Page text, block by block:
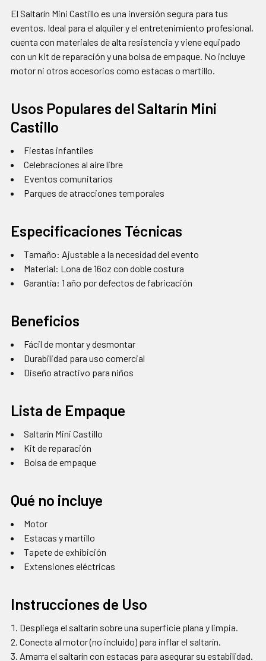
El Saltarín Mini Castillo es una inversión segura para tus
eventos. Ideal para el alquiler y el entretenimiento profesional,
cuenta con materiales de alta resistencia y viene equipado
con un kit de reparación y una bolsa de empaque. No incluye
motor ni otros accesorios como estacas o martillo.
Usos Populares del Saltarín Mini
Castillo
Fiestas infantiles
Celebraciones al aire libre
Eventos comunitarios
Parques de atracciones temporales
Especificaciones Técnicas
Tamaño: Ajustable a la necesidad del evento
Material: Lona de 16oz con doble costura
Garantía: 1 año por defectos de fabricación
Beneficios
Fácil de montar y desmontar
Durabilidad para uso comercial
Diseño atractivo para niños
Lista de Empaque
Saltarín Mini Castillo
Kit de reparación
Bolsa de empaque
Qué no incluye
Motor
Estacas y martillo
Tapete de exhibición
Extensiones eléctricas
Instrucciones de Uso
Despliega el saltarín sobre una superficie plana y limpia.
Conecta al motor (no incluido) para inflar el saltarín.
Amarra el saltarín con estacas para asegurar su estabilidad.